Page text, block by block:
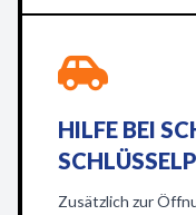
HILFE BEI
Zusätzlich zur